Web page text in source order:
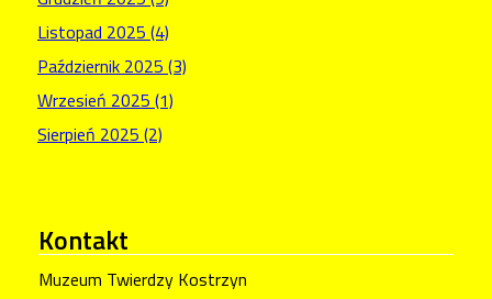
Listopad 2025 (4)
Październik 2025 (3)
Wrzesień 2025 (1)
Sierpień 2025 (2)
Kontakt
Muzeum Twierdzy Kostrzyn